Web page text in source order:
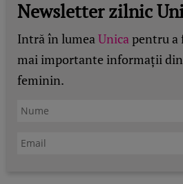
Newsletter zilnic
Intră în lumeaUnicapentru a
mai importante informații
feminin.